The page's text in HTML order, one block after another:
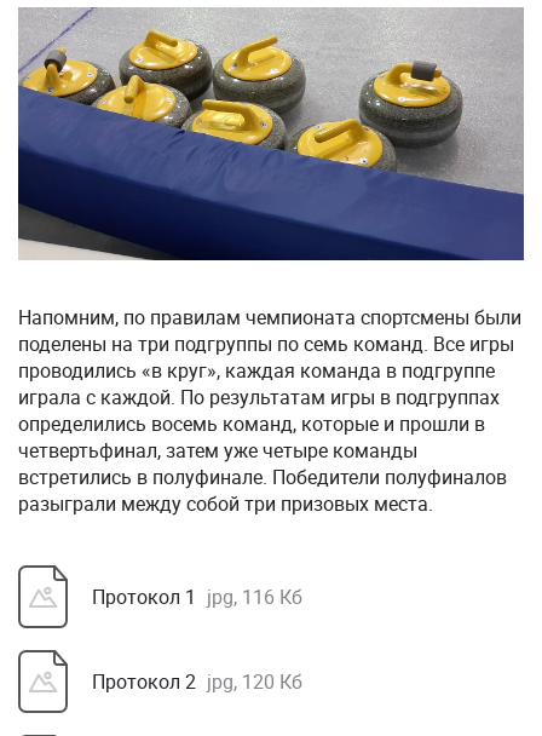
Напомним, по правилам чемпионата спортсмены были
поделены на три подгруппы по семь команд. Все игры
проводились «в круг», каждая команда в подгруппе
играла с каждой. По результатам игры в подгруппах
определились восемь команд, которые и прошли в
четвертьфинал, затем уже четыре команды
встретились в полуфинале. Победители полуфиналов
разыграли между собой три призовых места.
Протокол 1 jpg, 116 Кб
Протокол 2 jpg, 120 Кб